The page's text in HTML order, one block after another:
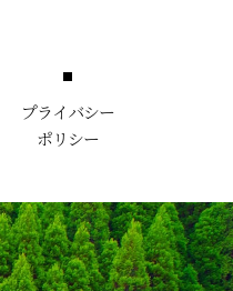
プライバシー
ポリシー